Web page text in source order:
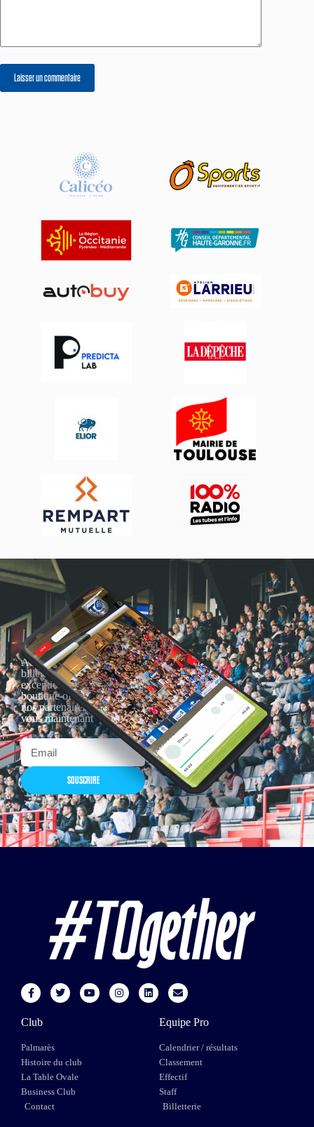
Laisser un commentaire
Actualités, nouveautés,
billetterie, remises
exceptionnelles dans la
boutique officielles & chez
nos partenaires… Inscrivez-
vous maintenant
SOUSCRIRE
Club
Palmarès
Histoire du club
La Table Ovale
Business Club
Contact
Equipe Pro
Calendrier / résultats
Classement
Effectif
Staff
Billetterie